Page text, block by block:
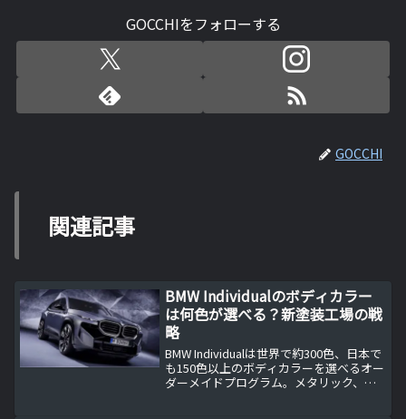
GOCCHIをフォローする
GOCCHI
関連記事
BMW Individualのボディカラー
は何色が選べる？新塗装工場の戦
略
BMW Individualは世界で約300色、日本で
も150色以上のボディカラーを選べるオー
ダーメイドプログラム。メタリック、マ